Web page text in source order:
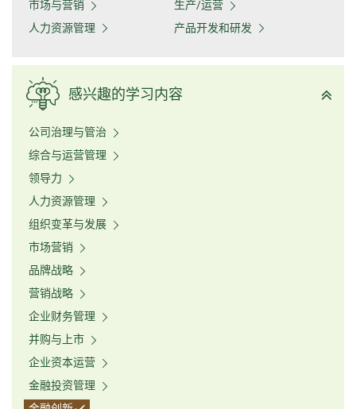
市场与营销
生产/运营
人力资源管理
产品开发和研发
感兴趣的学习内容
公司治理与管治
综合与运营管理
领导力
人力资源管理
组织变革与发展
市场营销
品牌战略
营销战略
企业财务管理
并购与上市
企业资本运营
金融投资管理